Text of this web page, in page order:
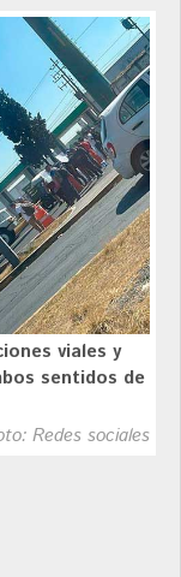
viales y
sentidos de
Redes sociales